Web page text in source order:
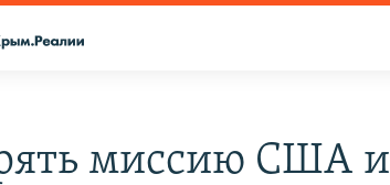
миссию США и